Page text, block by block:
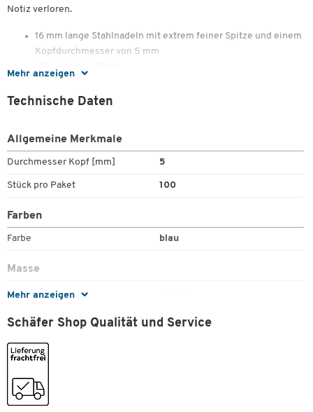
Mehr anzeigen
Notiz verloren.
16 mm lange Stahlnadeln mit extrem feiner Spitze und einem
Kopfdurchmesser von 5 mm
1 Paket = 100 Stück
Mehr anzeigen
Technische Daten
Allgemeine Merkmale
Durchmesser Kopf [mm] 5
Stück pro Paket 100
Farben
Farbe blau
Masse
Format (DIN)
Schäfer Shop Qualität und Service